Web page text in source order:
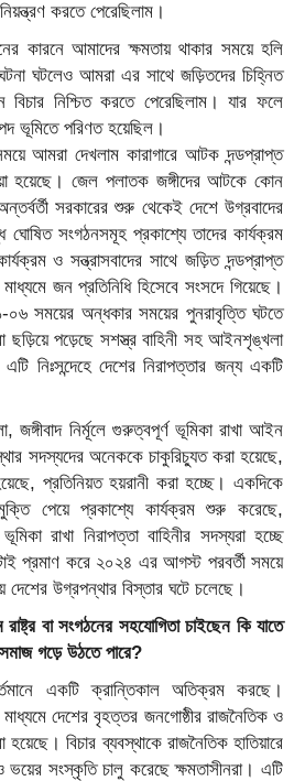
করতে পেরেছিলাম।
কারনে আমাদের ক্ষমতায় থাকার সময়ে হলি
ঘটলেও আমরা এর সাথে জড়িতদের চিহ্নিত
নিশ্চিত করতে পেরেছিলাম। যার ফলে
ভূমিতে পরিণত হয়েছিল।
আমরা দেখলাম কারাগারে আটক দন্ডপ্রাপ্ত
হয়েছে। জেল পলাতক জঙ্গীদের আটকে কোন
সরকারের শুরু থেকেই দেশে উগ্রবাদের
ঘোষিত সংগঠনসমূহ প্রকাশ্যে তাদের কার্যক্রম
ও সন্ত্রাসবাদের সাথে জড়িত দন্ডপ্রাপ্ত
জন প্রতিনিধি হিসেবে সংসদে গিয়েছে।
০৬ সময়ের অন্ধকার সময়ের পুনরাবৃত্তি ঘটতে
ছড়িয়ে পড়েছে সশস্ত্র বাহিনী সহ আইনশৃঙ্খলা
নিঃসন্দেহে দেশের নিরাপত্তার জন্য একটি
জঙ্গীবাদ নির্মূলে গুরুত্বপূর্ণ ভূমিকা রাখা আইন
সদস্যদের অনেককে চাকুরিচ্যুত করা হয়েছে,
প্রতিনিয়ত হয়রানী করা হচ্ছে। একদিকে
মুক্তি পেয়ে প্রকাশ্যে কার্যক্রম শুরু করেছে,
রাখা নিরাপত্তা বাহিনীর সদস্যরা হচ্ছে
প্রমাণ করে ২০২৪ এর আগস্ট পরবর্তী সময়ে
দেশের উগ্রপন্থার বিস্তার ঘটে চলেছে।
বা সংগঠনের সহযোগিতা চাইছেন কি যাতে
গড়ে উঠতে পারে?
একটি ক্রান্তিকাল অতিক্রম করছে।
মাধ্যমে দেশের বৃহত্তর জনগোষ্ঠীর রাজনৈতিক ও
বিচার ব্যবস্থাকে রাজনৈতিক হাতিয়ারে
সংস্কৃতি চালু করেছে ক্ষমতাসীনরা। এটি